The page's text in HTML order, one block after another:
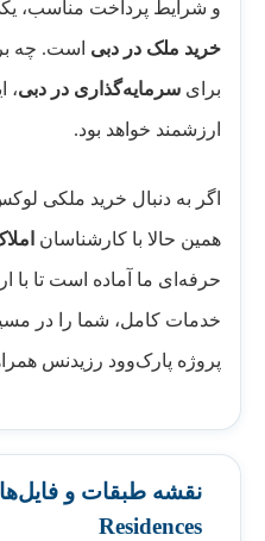
و شرایط پرداخت مناسب، یکی
خرید ملک در دبیاست. چه
برایسرمایه‌گذاری در دبی،
ارزشمند خواهد بود.
اگر به دنبال خرید ملکی
همین حالا با کارشناسان
حرفه‌ای ما آماده است تا با
خدمات کامل، شما را در مسیر
پروژه پارک‌وود رزیدنس
Residences